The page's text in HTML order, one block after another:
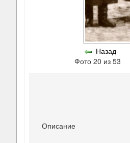
Назад
Фото 20 из 53
Описание